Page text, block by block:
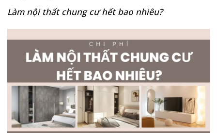
Làm nội thất chung cư hết bao nhiêu?